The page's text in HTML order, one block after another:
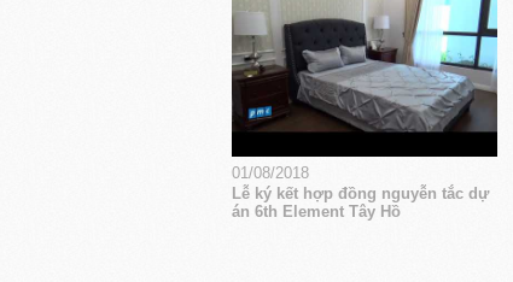
01/08/2018
Lễ ký kết hợp đồng nguyễn tắc dự
án 6th Element Tây Hồ